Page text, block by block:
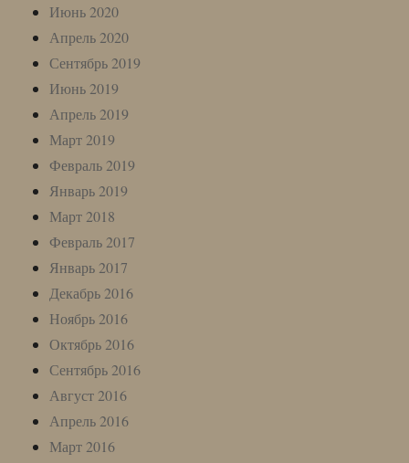
Июнь 2020
Апрель 2020
Сентябрь 2019
Июнь 2019
Апрель 2019
Март 2019
Февраль 2019
Январь 2019
Март 2018
Февраль 2017
Январь 2017
Декабрь 2016
Ноябрь 2016
Октябрь 2016
Сентябрь 2016
Август 2016
Апрель 2016
Март 2016